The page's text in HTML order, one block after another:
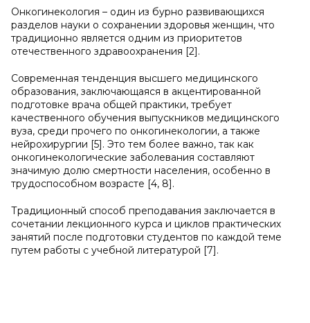
Онкогинекология – один из бурно развивающихся
разделов науки о сохранении здоровья женщин, что
традиционно является одним из приоритетов
отечественного здравоохранения [2].
Современная тенденция высшего медицинского
образования, заключающаяся в акцентированной
подготовке врача общей практики, требует
качественного обучения выпускников медицинского
вуза, среди прочего по онкогинекологии, а также
нейрохирургии [5]. Это тем более важно, так как
онкогинекологические заболевания составляют
значимую долю смертности населения, особенно в
трудоспособном возрасте [4, 8].
Традиционный способ преподавания заключается в
сочетании лекционного курса и циклов практических
занятий после подготовки студентов по каждой теме
путем работы с учебной литературой [7].